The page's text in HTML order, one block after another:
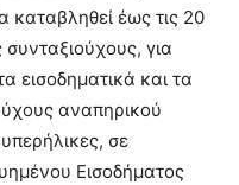
καταβληθεί έως τις 20
για
εισοδηματικά και τα
αναπηρικού
σε
Εισοδήματος